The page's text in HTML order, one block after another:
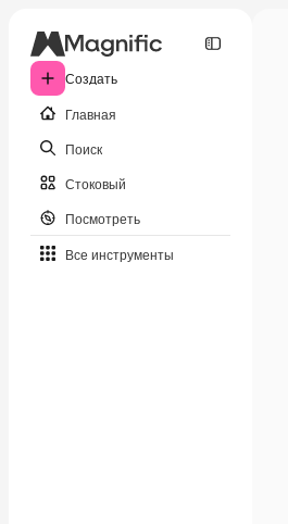
Создать
Главная
Поиск
Стоковый
Посмотреть
Все инструменты